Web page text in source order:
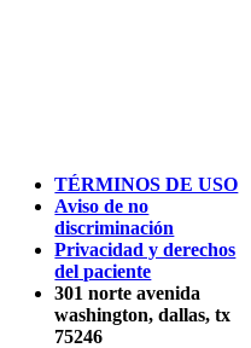
TÉRMINOS DE USO
Aviso de no
discriminación
Privacidad y derechos
del paciente
301 norte avenida
washington, dallas, tx
75246